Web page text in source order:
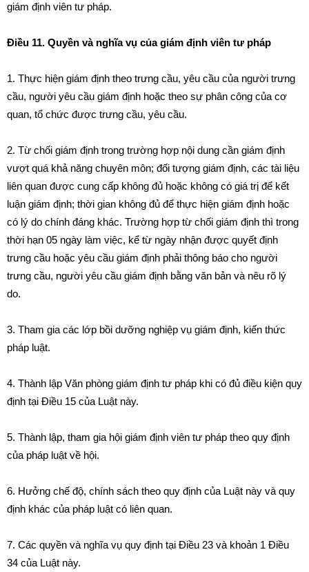
giám định viên tư pháp.
Điều 11. Quyền và nghĩa vụ của giám định viên tư pháp
1. Thực hiện giám định theo trưng cầu, yêu cầu của người trưng
cầu, người yêu cầu giám định hoặc theo sự phân công của cơ
quan, tổ chức được trưng cầu, yêu cầu.
2. Từ chối giám định trong trường hợp nội dung cần giám định
vượt quá khả năng chuyên môn; đối tượng giám định, các tài liệu
liên quan được cung cấp không đủ hoặc không có giá trị để kết
luận giám định; thời gian không đủ để thực hiện giám định hoặc
có lý do chính đáng khác. Trường hợp từ chối giám định thì trong
thời hạn 05 ngày làm việc, kể từ ngày nhận được quyết định
trưng cầu hoặc yêu cầu giám định phải thông báo cho người
trưng cầu, người yêu cầu giám định bằng văn bản và nêu rõ lý
do.
3. Tham gia các lớp bồi dưỡng nghiệp vụ giám định, kiến thức
pháp luật.
4. Thành lập Văn phòng giám định tư pháp khi có đủ điều kiện quy
định tại Điều 15 của Luật này.
5. Thành lập, tham gia hội giám định viên tư pháp theo quy định
của pháp luật về hội.
6. Hưởng chế độ, chính sách theo quy định của Luật này và quy
định khác của pháp luật có liên quan.
7. Các quyền và nghĩa vụ quy định tại Điều 23 và khoản 1 Điều
34 của Luật này.